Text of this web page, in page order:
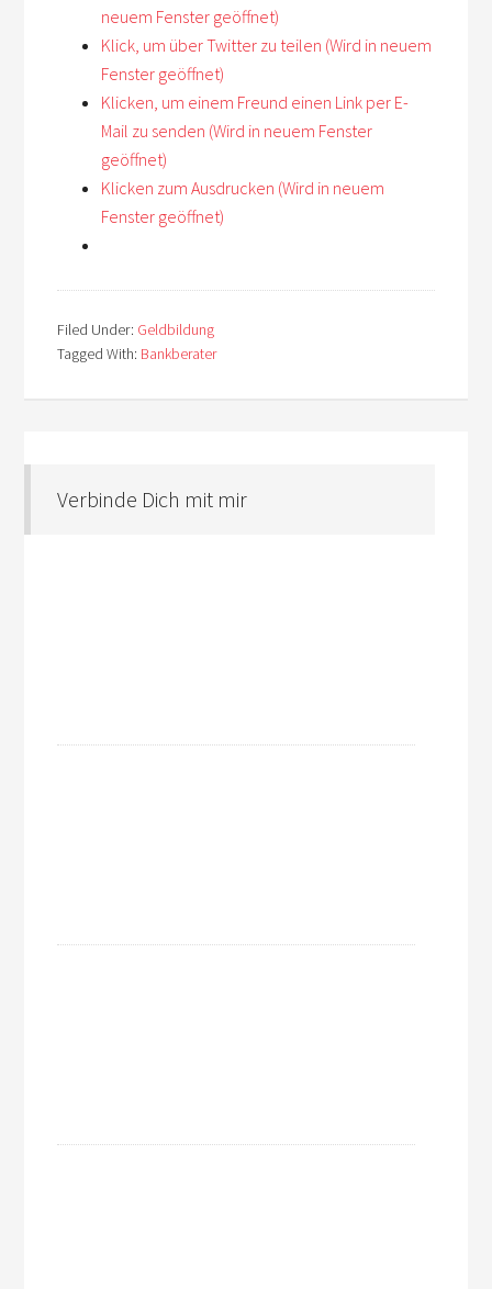
neuem Fenster geöffnet)
Klick, um über Twitter zu teilen (Wird in neuem
Fenster geöffnet)
Klicken, um einem Freund einen Link per E-
Mail zu senden (Wird in neuem Fenster
geöffnet)
Klicken zum Ausdrucken (Wird in neuem
Fenster geöffnet)
Filed Under: Geldbildung
Tagged With: Bankberater
Verbinde Dich mit mir